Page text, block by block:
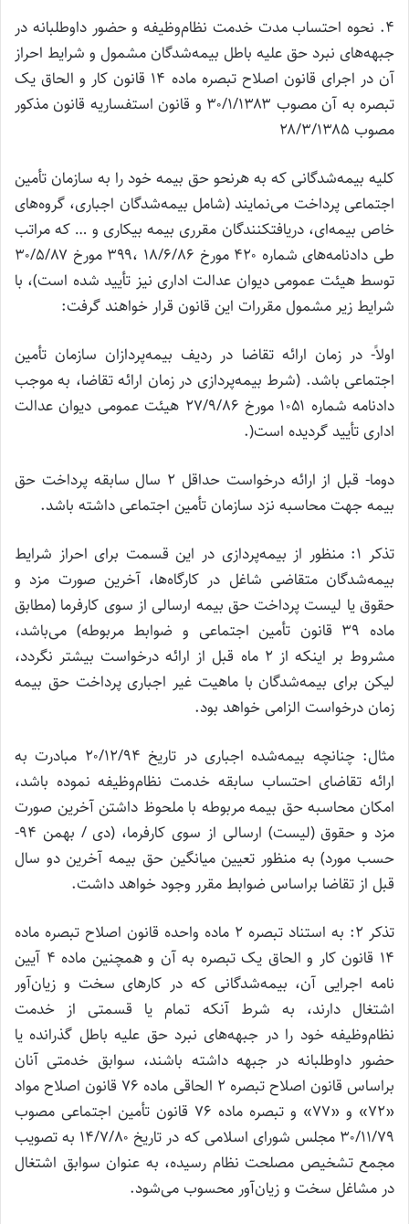
۴. نحوه احتساب مدت خدمت نظام‌وظیفه و حضور داوطلبانه در
جبهه‌های نبرد حق علیه باطل بیمه‌شدگان مشمول و شرایط احراز
آن در اجرای قانون اصلاح تبصره ماده ۱۴ قانون کار و الحاق یک
تبصره به آن مصوب ۳۰/۱/۱۳۸۳ و قانون استفساریه قانون مذکور
مصوب ۲۸/۳/۱۳۸۵
کلیه بیمه‌شدگانی که به هرنحو حق بیمه خود را به سازمان تأمین
اجتماعی پرداخت می‌نمایند (شامل بیمه‌شدگان اجباری، گروه‌های
خاص بیمه‌ای، دریافتکنندگان مقرری بیمه بیکاری و … که مراتب
طی دادنامه‌های شماره ۴۲۰ مورخ ۱۸/۶/۸۶ ،۳۹۹ مورخ ۳۰/۵/۸۷
توسط هیئت عمومی دیوان عدالت اداری نیز تأیید شده است)، با
شرایط زیر مشمول مقررات این قانون قرار خواهند گرفت:
اولاً- در زمان ارائه تقاضا در ردیف بیمه‌پردازان سازمان تأمین
اجتماعی باشد. (شرط بیمه‌پردازی در زمان ارائه تقاضا، به موجب
دادنامه شماره ۱۰۵۱ مورخ ۲۷/۹/۸۶ هیئت عمومی دیوان عدالت
اداری تأیید گردیده است(.
دوما- قبل از ارائه درخواست حداقل ۲ سال سابقه پرداخت حق
بیمه جهت محاسبه نزد سازمان تأمین اجتماعی داشته باشد.
تذکر ۱: منظور از بیمه‌پردازی در این قسمت برای احراز شرایط
بیمه‌شدگان متقاضی شاغل در کارگاه‌ها، آخرین صورت مزد و
حقوق یا لیست پرداخت حق بیمه ارسالی از سوی کارفرما (مطابق
ماده ۳۹ قانون تأمین اجتماعی و ضوابط مربوطه) می‌باشد،
مشروط بر اینکه از ۲ ماه قبل از ارائه درخواست بیشتر نگردد،
لیکن برای بیمه‌شدگان با ماهیت غیر اجباری پرداخت حق بیمه
زمان درخواست الزامی خواهد بود.
مثال: چنانچه بیمه‌شده اجباری در تاریخ ۲۰/۱۲/۹۴ مبادرت به
ارائه تقاضای احتساب سابقه خدمت نظام‌وظیفه نموده باشد،
امکان محاسبه حق بیمه مربوطه با ملحوظ داشتن آخرین صورت
مزد و حقوق (لیست) ارسالی از سوی کارفرما، (دی / بهمن ۹۴-
حسب مورد) به منظور تعیین میانگین حق بیمه آخرین دو سال
قبل از تقاضا براساس ضوابط مقرر وجود خواهد داشت.
تذکر ۲: به استناد تبصره ۲ ماده واحده قانون اصلاح تبصره ماده
۱۴ قانون کار و الحاق یک تبصره به آن و همچنین ماده ۴ آیین
نامه اجرایی آن، بیمه‌شدگانی که در کارهای سخت و زیان‌آور
اشتغال دارند، به شرط آنکه تمام یا قسمتی از خدمت
نظام‌وظیفه خود را در جبهه‌های نبرد حق علیه باطل گذرانده یا
حضور داوطلبانه در جبهه داشته باشند، سوابق خدمتی آنان
براساس قانون اصلاح تبصره ۲ الحاقی ماده ۷۶ قانون اصلاح مواد
«۷۲» و «۷۷» و تبصره ماده ۷۶ قانون تأمین اجتماعی مصوب
۳۰/۱۱/۷۹ مجلس شورای اسلامی که در تاریخ ۱۴/۷/۸۰ به تصویب
مجمع تشخیص مصلحت نظام رسیده، به عنوان سوابق اشتغال
در مشاغل سخت و زیان‌آور محسوب می‌شود.